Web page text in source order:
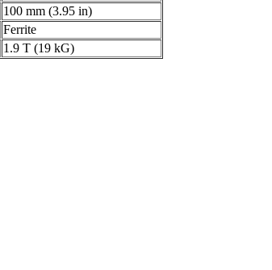
100 mm (3.95 in)
Ferrite
1.9 T (19 kG)